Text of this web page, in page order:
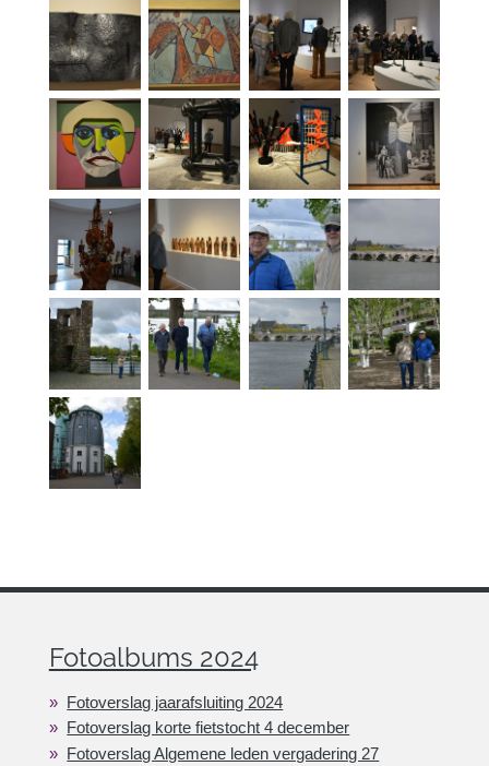
Fotoalbums 2024
Fotoverslag jaarafsluiting 2024
Fotoverslag korte fietstocht 4 december
Fotoverslag Algemene leden vergadering 27